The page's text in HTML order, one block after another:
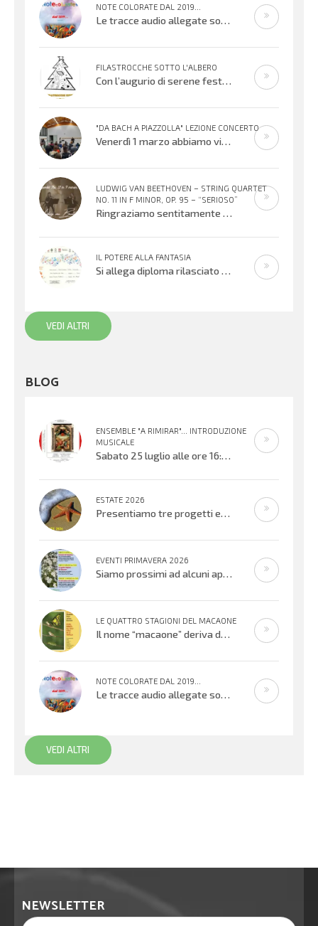
NOTE COLORATE DAL 2019...
Le tracce audio allegate sono promemoria di percorsi didattici realizzati
FILASTROCCHE SOTTO L'ALBERO
Con l’augurio di serene festività, affidiamo alle vostre orecchie alcuni
"DA BACH A PIAZZOLLA" LEZIONE CONCERTO
Venerdì 1 marzo abbiamo vissuto una meravigliosa serata musicale offerta dai Maestri Irene Sacchetti al flauto traverso e Fabio
LUDWIG VAN BEETHOVEN – STRING QUARTET
NO. 11 IN F MINOR, OP. 95 – “SERIOSO”
Ringraziamo sentitamente Gloria Foresti e i suoi giovani colleghi per la condivisione di questa bella esecuzione del Quartetto per
IL POTERE ALLA FANTASIA
Si allega diploma rilasciato all’XI° edizione del Concorso Gianni Rodari 2020: secondo premio al Coro Topolino din don. Un sentito
VEDI ALTRI
BLOG
ENSEMBLE "A RIMIRAR"... INTRODUZIONE
MUSICALE
Sabato 25 luglio alle ore 16:30 verrà inaugurata la mostra organizzata dal Centro Biblioteca Comunale presso il Palazzo “Suore
ESTATE 2026
Presentiamo tre progetti estivi che si svolgeranno nell’ultima settimana di
EVENTI PRIMAVERA 2026
Siamo prossimi ad alcuni appuntamenti musicali offerti dai bambini, ragazzi e adulti che cantano e suonano. Si inizierà con il
LE QUATTRO STAGIONI DEL MACAONE
Il nome “macaone” deriva dalla mitologia greca: Macaone era un abile medico e guerriero e il nome della farfalla
NOTE COLORATE DAL 2019...
Le tracce audio allegate sono promemoria di percorsi didattici realizzati
VEDI ALTRI
NEWSLETTER